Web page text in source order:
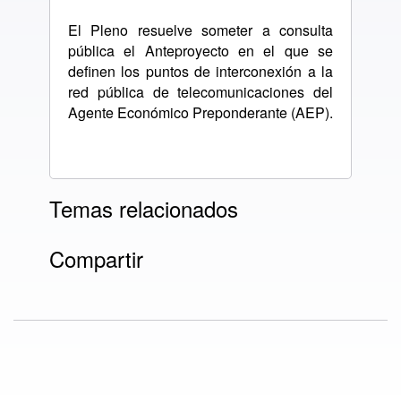
El Pleno resuelve someter a consulta
pública el Anteproyecto en el que se
definen los puntos de interconexión a la
red pública de telecomunicaciones del
Agente Económico Preponderante (AEP).
Temas relacionados
Compartir